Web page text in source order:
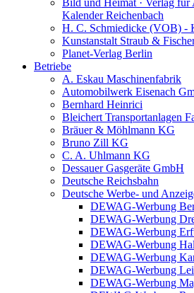
Bild und Heimat · Verlag für
Kalender Reichenbach
H. C. Schmiedicke (VOB) -
Kunstanstalt Straub &
Planet-Verlag Berlin
Betriebe
A. Eskau Maschinenfabrik
Automobilwerk Eisenach
Bernhard Heinrici
Bleichert Transportanlagen
Bräuer & Möhlmann KG
Bruno Zill KG
C. A. Uhlmann KG
Dessauer Gasgeräte GmbH
Deutsche Reichsbahn
Deutsche Werbe- und
DEWAG-Werbung
DEWAG-Werbung
DEWAG-Werbung
DEWAG-Werbung
DEWAG-Werbung
DEWAG-Werbung
DEWAG-Werbung